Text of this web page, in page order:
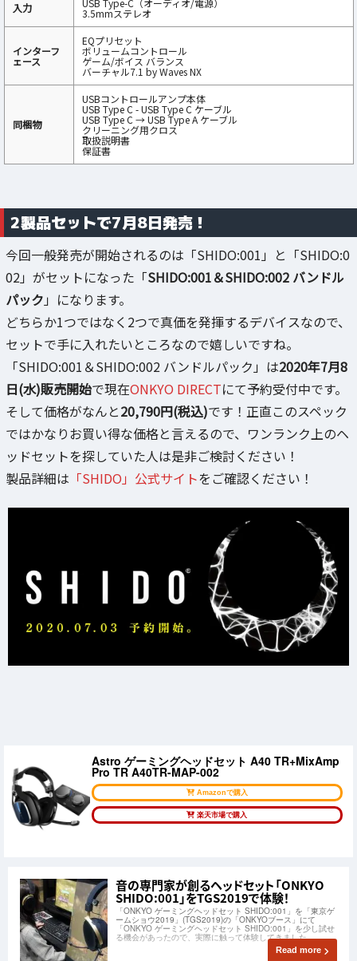
入力 USB Type-C（オーディオ/電源）
3.5mmステレオ
インターフ
ェース
EQプリセット
ボリュームコントロール
ゲーム/ボイス バランス
バーチャル7.1 by Waves NX
同梱物
USBコントロールアンプ本体
USB Type C - USB Type C ケーブル
USB Type C → USB Type A ケーブル
クリーニング用クロス
取扱説明書
保証書
2製品セットで7月8日発売！
今回一般発売が開始されるのは「SHIDO:001」と「SHIDO:0
02」がセットになった「SHIDO:001＆SHIDO:002 バンドル
パック 」になります。
どちらか1つではなく2つで真価を発揮するデバイスなので、
セットで手に入れたいところなので嬉しいですね。
「SHIDO:001＆SHIDO:002 バンドルパック」は2020年7月8
日(水)販売開始で現在ONKYO DIRECTにて予約受付中です。
そして価格がなんと20,790円(税込)です！正直このスペック
ではかなりお買い得な価格と言えるので、ワンランク上のヘ
ッドセットを探していた人は是非ご検討ください！
製品詳細は 「SHIDO」公式サイトをご確認ください！
Astro ゲーミングヘッドセット A40 TR+MixAmp
Pro TR A40TR-MAP-002
Amazonで購入
楽天市場で購入
音の専門家が創るヘッドセット「ONKYO
SHIDO:001」をTGS2019で体験！
「ONKYO ゲーミングヘッドセット SHIDO:001」を「東京ゲ
ームショウ2019」(TGS2019)の「ONKYOブース」にて
「ONKYO ゲーミングヘッドセット SHIDO:001」を少し試せ
る機会があったので、実際に触って体験してきました。
Read more